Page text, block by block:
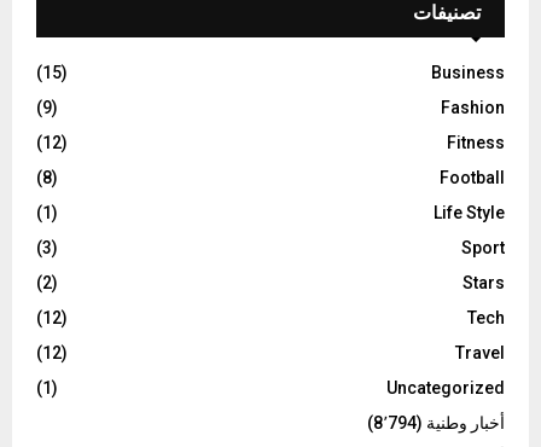
تصنيفات
Business
(15)
Fashion
(9)
Fitness
(12)
Football
(8)
Life Style
(1)
Sport
(3)
Stars
(2)
Tech
(12)
Travel
(12)
Uncategorized
(1)
أخبار وطنية (8٬794)